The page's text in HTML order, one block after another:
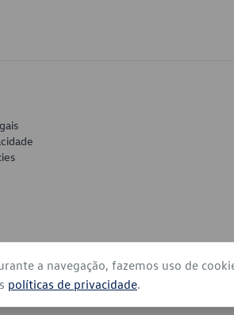
os direitos reservados
a navegação, fazemos uso de
políticas de privacidade.